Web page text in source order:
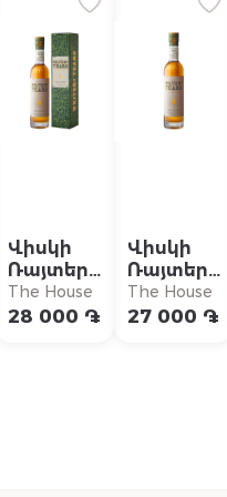
Վիսկի
Ռայտերս
Տիերս
Քոփեր
The House
28 000 ֏
Վիսկի
Ռայտերս
Տիերս
Քոփեր
The House
27 000 ֏